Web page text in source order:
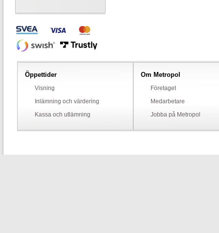
Öppettider
Visning
Inlämning och värdering
Kassa och utlämning
Om Metropol
Företaget
Medarbetare
Jobba på Metropol